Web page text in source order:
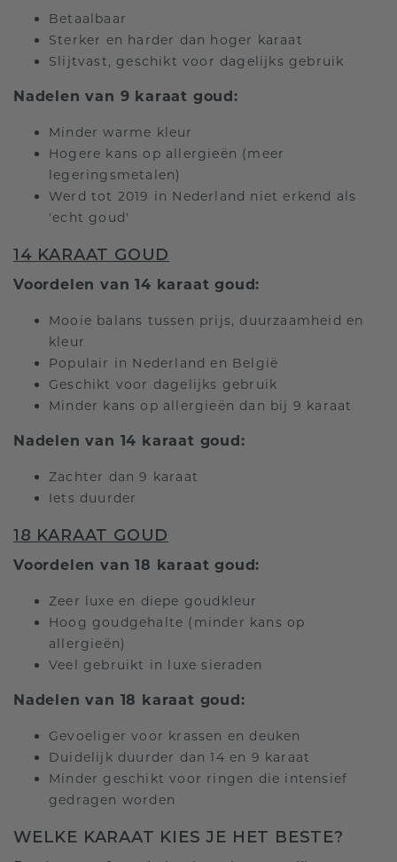
Betaalbaar
Sterker en harder dan hoger karaat
Slijtvast, geschikt voor dagelijks gebruik
Nadelen van 9 karaat goud:
Minder warme kleur
Hogere kans op allergieën (meer
legeringsmetalen)
Werd tot 2019 in Nederland niet erkend als
'echt goud'
14 KARAAT GOUD
Voordelen van 14 karaat goud:
Mooie balans tussen prijs, duurzaamheid en
kleur
Populair in Nederland en België
Geschikt voor dagelijks gebruik
Minder kans op allergieën dan bij 9 karaat
Nadelen van 14 karaat goud:
Zachter dan 9 karaat
Iets duurder
18 KARAAT GOUD
Voordelen van 18 karaat goud:
Zeer luxe en diepe goudkleur
Hoog goudgehalte (minder kans op
allergieën)
Veel gebruikt in luxe sieraden
Nadelen van 18 karaat goud:
Gevoeliger voor krassen en deuken
Duidelijk duurder dan 14 en 9 karaat
Minder geschikt voor ringen die intensief
gedragen worden
WELKE KARAAT KIES JE HET BESTE?